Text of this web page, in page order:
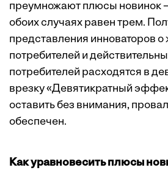
преумножают плюсы новинок
обоих случаях равен трем.
представления инноваторов о
потребителей и
потребителей расходятся в
врезку «Девятикратный
оставить без внимания,
обеспечен.
Как уравновесить плюсы